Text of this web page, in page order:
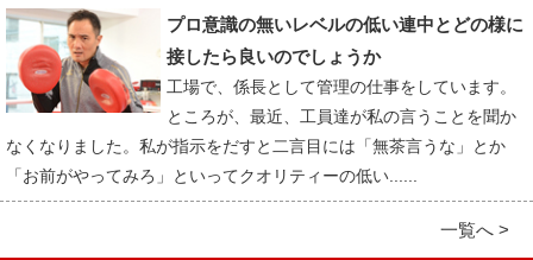
プロ意識の無いレベルの低い連中とどの様に
接したら良いのでしょうか
工場で、係長として管理の仕事をしています。
ところが、最近、工員達が私の言うことを聞か
なくなりました。私が指示をだすと二言目には「無茶言うな」とか
「お前がやってみろ」といってクオリティーの低い......
一覧へ >